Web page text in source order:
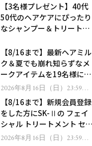
【3名様プレゼント】40代
50代のヘアケアにぴったり
なシャンプー＆トリートメ
処！
【8/16まで】最新ヘアミル
ク＆夏でも崩れ知らずなメ
ークアイテムを19名様にプ
レゼント！
2026年8月16日（日）23:59ま
で【8/16まで】新規会員登録
をした方にSK-Ⅱの フェイ
シャル トリートメント セラ
ムをプレゼント！
2026年8月16日（日）23:59ま